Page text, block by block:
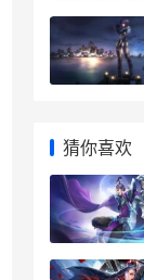
猜你喜欢